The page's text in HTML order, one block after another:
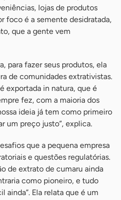
lojas de produtos
foco é a semente desidratada,
que a gente vem
para fazer seus produtos, ela
de comunidades extrativistas.
exportada in natura, que é
fez, com a maioria dos
ideia já tem como primeiro
um preço justo”, explica.
que a pequena empresa
e questões regulatórias.
de extrato de cumaru ainda
como pioneiro, e tudo
ainda”. Ela relata que é um